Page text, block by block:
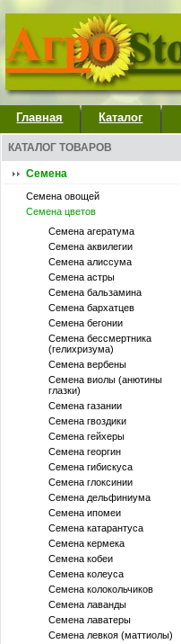
Главная Каталог
КАТАЛОГ ТОВАРОВ
Семена
Семена овощей
Семена цветов
Семена агератума
Семена аквилегии
Семена алиссума
Семена астры
Семена бальзамина
Семена бархатцев
Семена бегонии
Семена бессмертника
(гелихризума)
Семена вербены
Семена виолы (анютины
глазки)
Семена газании
Семена гвоздики
Семена гейхеры
Семена георгин
Семена гибискуса
Семена глоксинии
Семена дельфиниума
Семена ипомеи
Семена катарантуса
Семена кермека
Семена кобеи
Семена колеуса
Семена колокольчиков
Семена лаванды
Семена лаватеры
Семена левкоя (маттиолы)